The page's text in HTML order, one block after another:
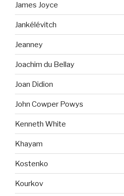
James Joyce
Jankélévitch
Jeanney
Joachim du Bellay
Joan Didion
John Cowper Powys
Kenneth White
Khayam
Kostenko
Kourkov